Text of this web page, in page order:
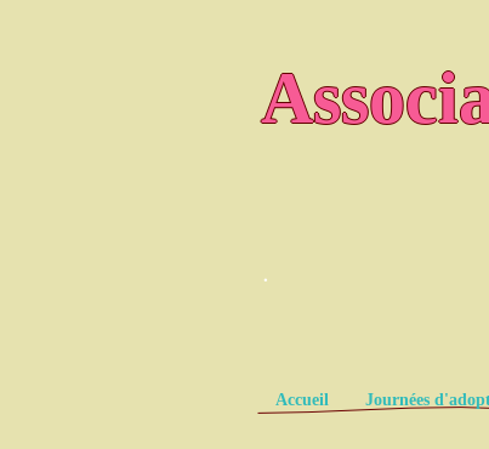
.
Pages
Accueil Journées